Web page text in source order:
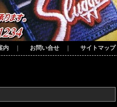
内 お問い合せ サイトマップ